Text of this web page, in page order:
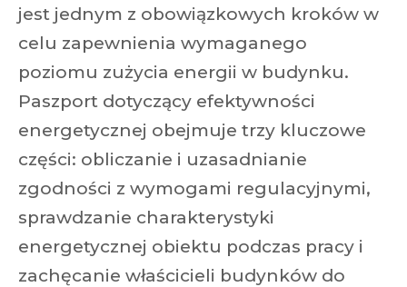
jest jednym z obowiązkowych kroków w
celu zapewnienia wymaganego
poziomu zużycia energii w budynku.
Paszport dotyczący efektywności
energetycznej obejmuje trzy kluczowe
części: obliczanie i uzasadnianie
zgodności z wymogami regulacyjnymi,
sprawdzanie charakterystyki
energetycznej obiektu podczas pracy i
zachęcanie właścicieli budynków do